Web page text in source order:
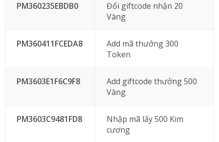
PM360235EBDB0
Đổi giftcode nhận 20
Vàng
PM360411FCEDA8
Add mã thưởng 300
Token
PM3603E1F6C9F8
Add giftcode thưởng 500
Vàng
PM3603C9481FD8
Nhập mã lấy 500 Kim
cương